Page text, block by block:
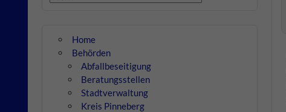
Home
Behörden
Abfallbeseitigung
Beratungsstellen
Stadtverwaltung
Kreis Pinneberg